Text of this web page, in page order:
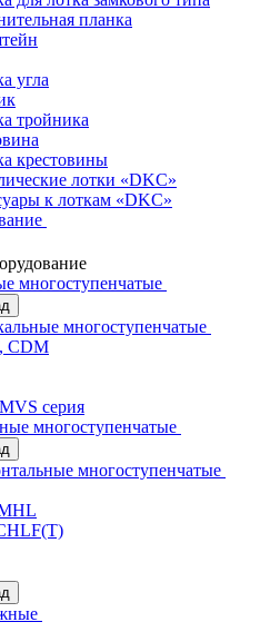
планка
угла
тройника
крестовины
лотки «DKC»
к лоткам «DKC»
многоступенчатые
многоступенчатые
CDM
серия
многоступенчатые
многоступенчатые